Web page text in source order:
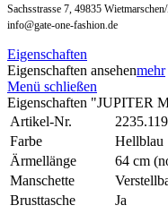
Sachsstrasse 7, 49835
info@gate-one-fashion.de
Eigenschaften
Eigenschaften ansehenmehr
Menü schließen
Eigenschaften "JUPITER
Artikel-Nr.
Farbe
Hellblau
Ärmellänge
64 cm
Manschette
Brusttasche
Ja